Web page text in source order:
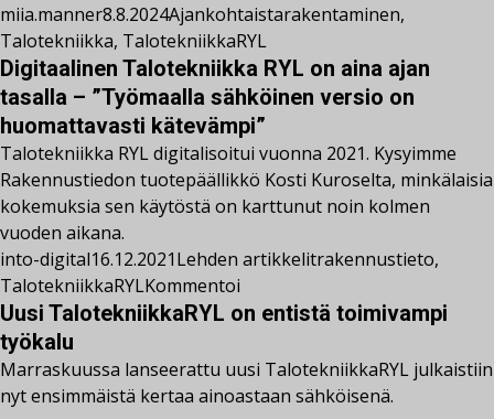
miia.manner8.8.2024Ajankohtaistarakentaminen,
Talotekniikka, TalotekniikkaRYL
Digitaalinen Talotekniikka RYL on aina ajan
tasalla – ”Työmaalla sähköinen versio on
huomattavasti kätevämpi”
Talotekniikka RYL digitalisoitui vuonna 2021. Kysyimme
Rakennustiedon tuotepäällikkö Kosti Kuroselta, minkälaisia
kokemuksia sen käytöstä on karttunut noin kolmen
vuoden aikana.
into-digital16.12.2021Lehden artikkelitrakennustieto,
TalotekniikkaRYLKommentoi
Uusi TalotekniikkaRYL on entistä toimivampi
työkalu
Marraskuussa lanseerattu uusi TalotekniikkaRYL julkaistiin
nyt ensimmäistä kertaa ainoastaan sähköisenä.